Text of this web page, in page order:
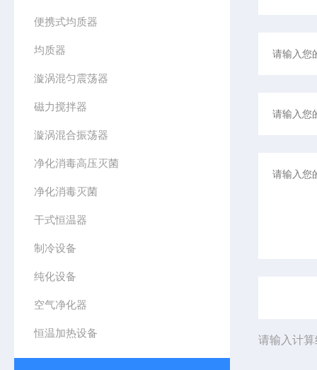
便携式均质器
均质器
漩涡混匀震荡器
磁力搅拌器
漩涡混合振荡器
净化消毒高压灭菌
净化消毒灭菌
干式恒温器
制冷设备
纯化设备
空气净化器
恒温加热设备
请输入计